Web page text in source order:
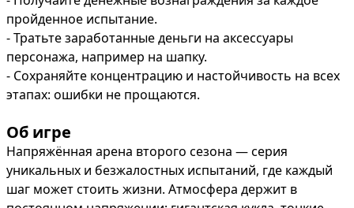
пройденное испытание.
- Тратьте заработанные деньги на аксессуары
персонажа, например на шапку.
- Сохраняйте концентрацию и настойчивость на всех
этапах: ошибки не прощаются.
Об игре
Напряжённая арена второго сезона — серия
уникальных и безжалостных испытаний, где каждый
шаг может стоить жизни. Атмосфера держит в